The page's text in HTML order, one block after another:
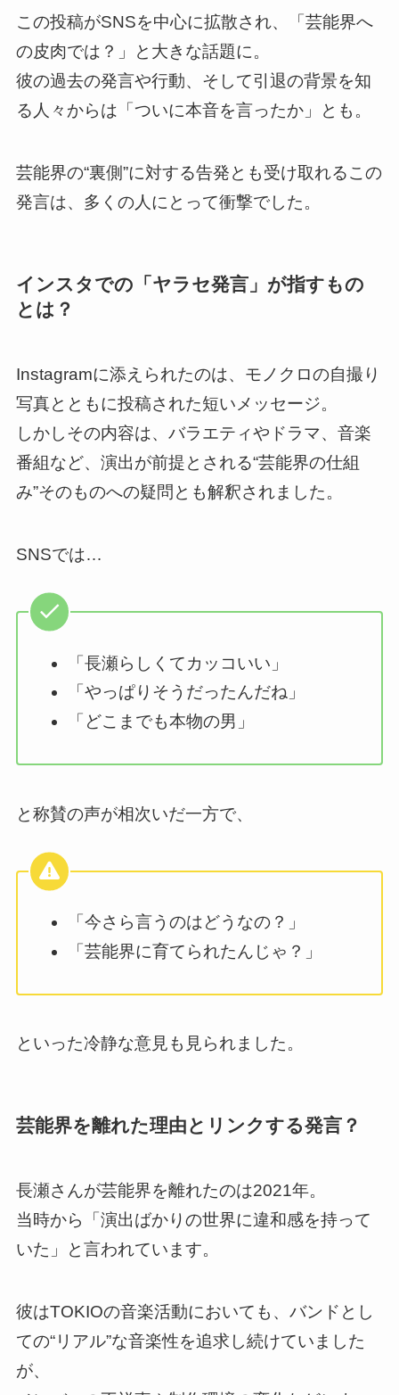
この投稿がSNSを中心に拡散され、「芸能界へ
の皮肉では？」と大きな話題に。
彼の過去の発言や行動、そして引退の背景を知
る人々からは「ついに本音を言ったか」とも。
芸能界の“裏側”に対する告発とも受け取れるこの
発言は、多くの人にとって衝撃でした。
インスタでの「ヤラセ発言」が指すもの
とは？
Instagramに添えられたのは、モノクロの自撮り
写真とともに投稿された短いメッセージ。
しかしその内容は、バラエティやドラマ、音楽
番組など、演出が前提とされる“芸能界の仕組
み”そのものへの疑問とも解釈されました。
SNSでは…
「長瀬らしくてカッコいい」
「やっぱりそうだったんだね」
「どこまでも本物の男」
と称賛の声が相次いだ一方で、
「今さら言うのはどうなの？」
「芸能界に育てられたんじゃ？」
といった冷静な意見も見られました。
芸能界を離れた理由とリンクする発言？
長瀬さんが芸能界を離れたのは2021年。
当時から「演出ばかりの世界に違和感を持って
いた」と言われています。
彼はTOKIOの音楽活動においても、バンドとし
ての“リアル”な音楽性を追求し続けていました
が、